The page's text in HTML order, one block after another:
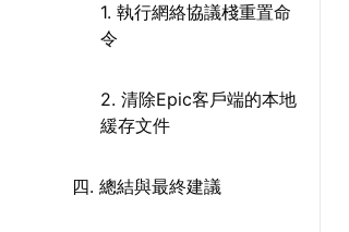
1. 執行網絡協議棧重置命
令
2. 清除Epic客戶端的本地
緩存文件
四. 總結與最終建議